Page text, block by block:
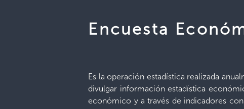
Encuesta
Es la operación estadística realizada
divulgar información estadística
económico y a través de indicadores